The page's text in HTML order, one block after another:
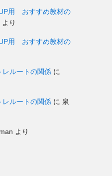
UP用 おすすめ教材の
より
UP用 おすすめ教材の
レルートの関係 に
レルートの関係 に 泉
より